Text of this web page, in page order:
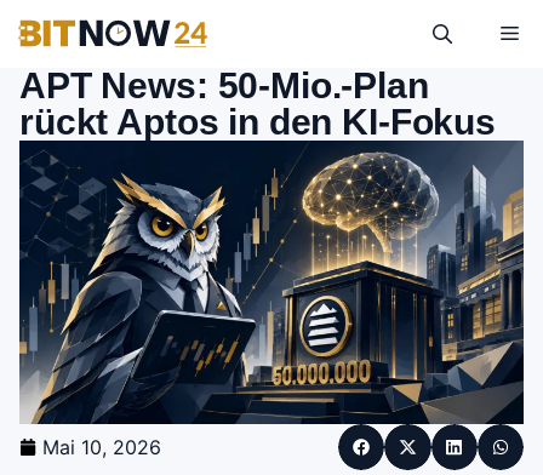
APT News: 50-Mio.-Plan
rückt Aptos in den KI-Fokus
Mai 10, 2026